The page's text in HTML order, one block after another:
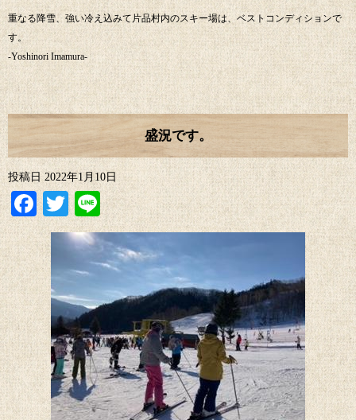
重なる降雪、強い冷え込みて片品村内のスキー場は、ベストコンディションで
す。
-Yoshinori Imamura-
盛況です。
投稿日 2022年1月10日
Facebook
Twitter
Line